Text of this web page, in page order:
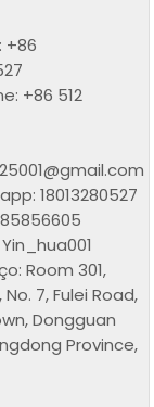
+86
+86 512
18013280527
Room 301,
No. 7, Fulei Road,
Dongguan
Province,